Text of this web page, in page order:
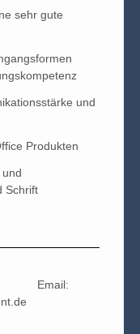
sehr gute
und
Produkten
Schrift
– 0 Email: